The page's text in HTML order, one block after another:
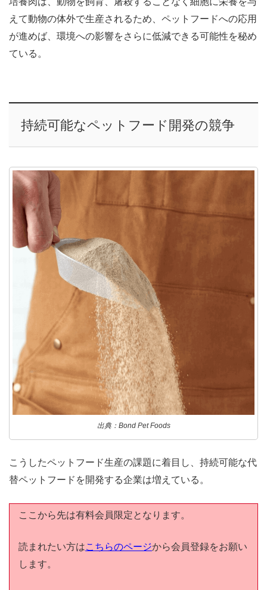
えて動物の体外で生産されるため、ペットフードへの応用
が進めば、環境への影響をさらに低減できる可能性を秘め
ている。
持続可能なペットフード開発の競争
出典：Bond Pet Foods
こうしたペットフード生産の課題に着目し、持続可能な代
替ペットフードを開発する企業は増えている。
ここから先は有料会員限定となります。
読まれたい方はこちらのページから会員登録をお願い
します。